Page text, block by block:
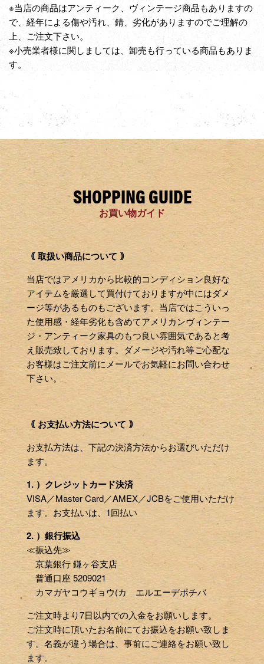
※当店の商品はアンティーク、ヴィンテージ商品もありますの
で、経年による傷や汚れ、錆、劣化がありますのでご理解の
上、ご注文下さい。
※小売業者様に関しましては、卸売も行っている商品もありま
す。
SHOPPING GUIDE
お買い物ガイド
｟ 取扱い商品について ｠
当店ではアメリカから比較的コンディション良好な
アイテムを厳選して買付けておりますが中にはダメ
ージ等があるものもございます。当店ではこういっ
た使用感・経年劣化も含めてアメリカンヴィンテー
ジ・アンティーク家具のもつ良い雰囲気であると考
え販売致しております。ダメージや汚れ等ご心配な
お客様はご注文前にメールでお気軽にお問い合わせ
下さい。
｟ お支払い方法について ｠
お支払方法は、下記の決済方法からお選びいただけ
ます。
1. ）クレジットカード決済
VISA／Master Card／AMEX／JCBをご使用いただけ
ます。お支払いは、1回払い
2. ）銀行振込
≪振込先≫
京葉銀行 鎌ヶ谷支店
普通口座 5209021
カマガヤコウギョウ(カ エルエーデポチバ
ご注文時より7日以内での入金をお願いします。
ご注文時に頂いたお名前にてお振込をお願い致しま
す。名義が違う場合は、事前にご連絡をお願い致し
ます。